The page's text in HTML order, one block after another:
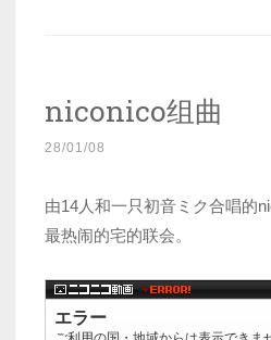
niconico组曲
28/01/08
由14人和一只初音ミク合唱的
最热闹的宅的联会。